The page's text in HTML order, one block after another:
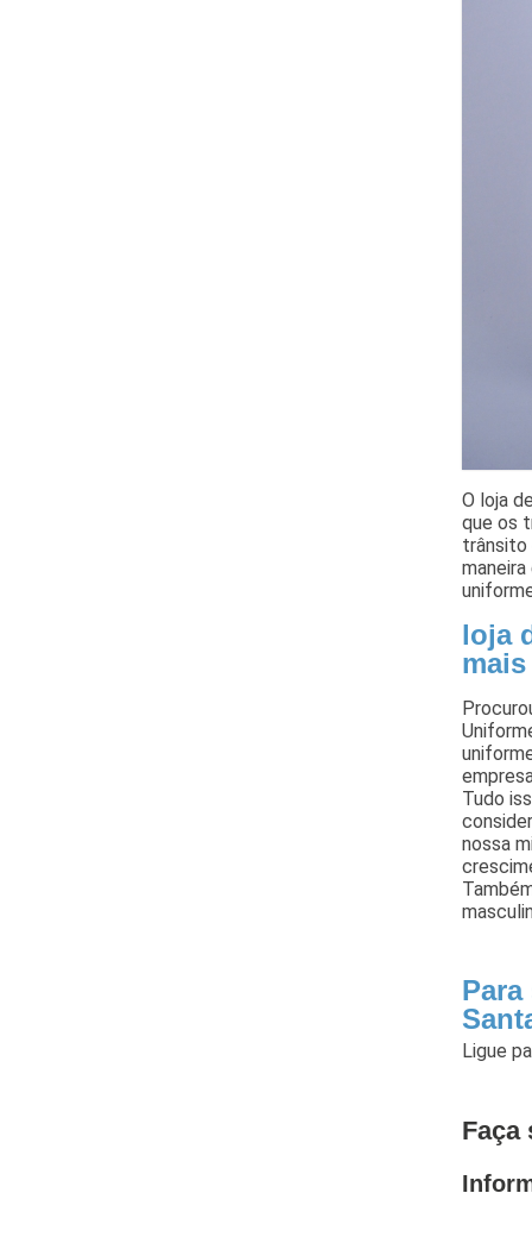
O loja
que os
trânsito
loja
mais
Tudo
nossa
Ligue
Faça